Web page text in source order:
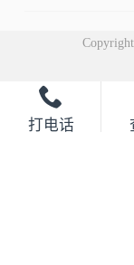
打电话